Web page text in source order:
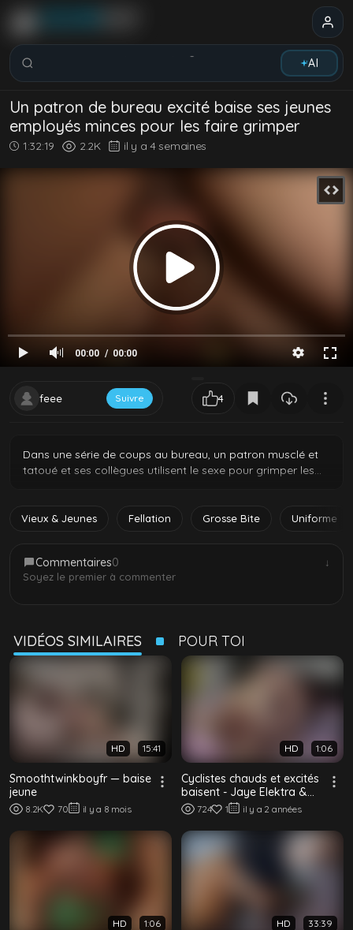
Rechercher vidéos, modèles, tags...
AI
Un patron de bureau excité baise ses jeunes
employés minces pour les faire grimper
1:32:19 2.2K il y a 4 semaines
00:00 00:00
feee Suivre 4
Dans une série de coups au bureau, un patron musclé et
tatoué et ses collègues utilisent le sexe pour grimper les
se penchent pour la prendre profond jusqu’à dégouliner
Vieux & Jeunes Fellation Grosse Bite Uniforme
Commentaires0
Soyez le premier à commenter
↓
VIDÉOS SIMILAIRES POUR TOI
HD 15:41
Smoothtwinkboyfr — baise
jeune
8.2K 70 il y a 8 mois
HD 1:06
Cyclistes chauds et excités
baisent - Jaye Elektra &
Paul Ryan
724 1 il y a 2 années
HD 1:06 HD 33:39